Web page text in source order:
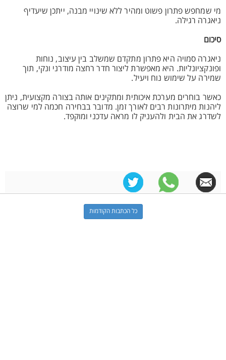
מי שמחפש פתרון פשוט ומהיר ללא שינויי מבנה, ייתכן שיעדיף
ניאגרה רגילה.
סיכום
ניאגרה סמויה היא פתרון מתקדם שמשלב בין עיצוב, נוחות
ופונקציונליות. היא מאפשרת ליצור חדר רחצה מודרני ונקי, תוך
שמירה על שימוש נוח ויעיל.
כאשר בוחרים מערכת איכותית ומתקינים אותה בצורה מקצועית, ניתן
ליהנות מיתרונות רבים לאורך זמן. מדובר בבחירה חכמה למי שרוצה
לשדרג את הבית ולהעניק לו מראה עדכני ומוקפד.
כל הכתבות הקודמות